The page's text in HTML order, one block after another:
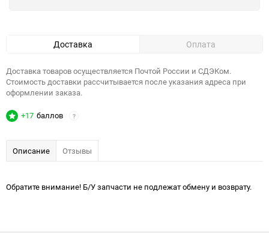
Доставка Оплата
Доставка товаров осуществляется Почтой России и СДЭКом.
Стоимость доставки рассчитывается после указания адреса при
оформлении заказа.
+17 баллов ?
Описание Отзывы
Обратите внимание! Б/У запчасти не подлежат обмену и возврату.